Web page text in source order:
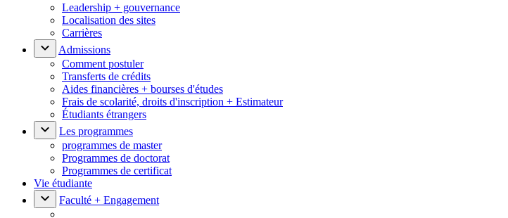
Leadership + gouvernance
Localisation des sites
Carrières
Admissions
Comment postuler
Transferts de crédits
Aides financières + bourses d'études
Frais de scolarité, droits d'inscription + Estimateur
Étudiants étrangers
Les programmes
programmes de master
Programmes de doctorat
Programmes de certificat
Vie étudiante
Faculté + Engagement